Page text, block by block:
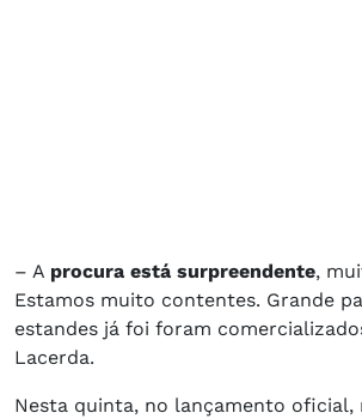
– A procura está surpreendente,
Estamos muito contentes. Grande
estandes já foi foram
Lacerda.
Nesta quinta, no lançamento oficial,